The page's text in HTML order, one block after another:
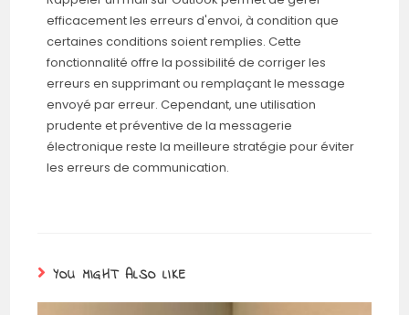
efficacement les erreurs d'envoi, à condition que
certaines conditions soient remplies. Cette
fonctionnalité offre la possibilité de corriger les
erreurs en supprimant ou remplaçant le message
envoyé par erreur. Cependant, une utilisation
prudente et préventive de la messagerie
électronique reste la meilleure stratégie pour éviter
les erreurs de communication.
YOU MIGHT ALSO LIKE